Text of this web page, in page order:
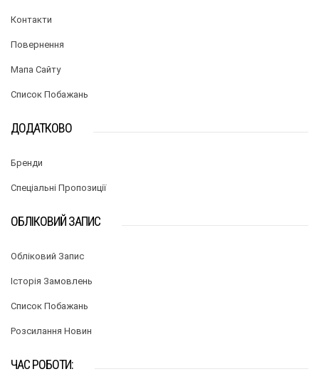
Контакти
Повернення
Мапа Сайту
Список Побажань
ДОДАТКОВО
Бренди
Спеціальні Пропозиції
ОБЛІКОВИЙ ЗАПИС
Обліковий Запис
Історія Замовлень
Список Побажань
Розсилання Новин
ЧАС РОБОТИ: